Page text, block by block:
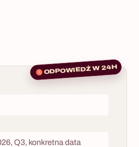
ODPOWIEDŹ W 24H